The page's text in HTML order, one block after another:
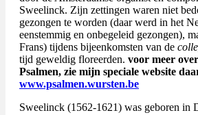
Sweelinck. Zijn zettingen waren niet
gezongen te worden (daar werd in het
eenstemmig en onbegeleid gezongen),
Frans) tijdens bijeenkomsten van de
tijd geweldig floreerden. voor meer
Psalmen, zie mijn speciale website
www.psalmen.wursten.be
Sweelinck (1562-1621) was geboren in